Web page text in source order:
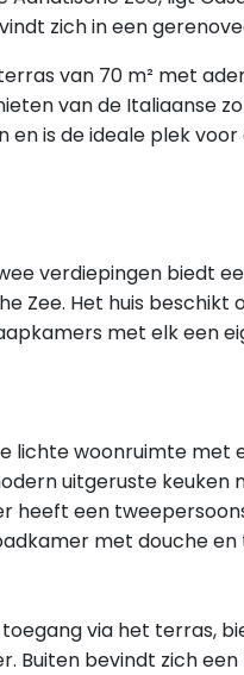
zich in een
van 70 m² met
van de Italiaanse
is de ideale plek
verdiepingen biedt
Zee. Het huis beschikt
met elk een
lichte woonruimte met
uitgeruste keuken
heeft een
met douche en
via het terras,
Buiten bevindt zich